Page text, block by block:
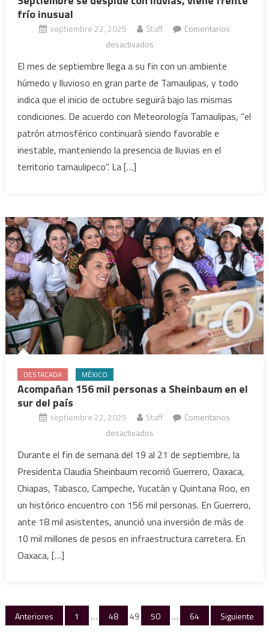
frío inusual
septiembre 22, 2025 Staff
Comentarios
desactivadosen
se
despide
con
lluvias,
viene
frente
El mes de septiembre llega a su fin con un ambiente
húmedo y lluvioso en gran parte de Tamaulipas, y todo
indica que el inicio de octubre seguirá bajo las mismas
condiciones. De acuerdo con Meteorología Tamaulipas, “el
patrón atmosférico continuará siendo favorable e
inestable, manteniendo la presencia de lluvias en el
territorio tamaulipeco”. La […]
DESTACADA MÉXICO
Acompañan 156 mil personas a Sheinbaum en el
sur del país
septiembre 22, 2025 Staff
Comentarios
desactivadosen
156
mil
personas
a
Sheinbaum
en
Durante el fin de semana del 19 al 21 de septiembre, la
Presidenta Claudia Sheinbaum recorrió Guerrero, Oaxaca,
Chiapas, Tabasco, Campeche, Yucatán y Quintana Roo, en
un histórico encuentro con 156 mil personas. En Guerrero,
ante 18 mil asistentes, anunció una inversión de más de
10 mil millones de pesos en infraestructura carretera. En
Oaxaca, […]
Paginación
Anteriores 1 … 48 49 50 … 64 Siguiente